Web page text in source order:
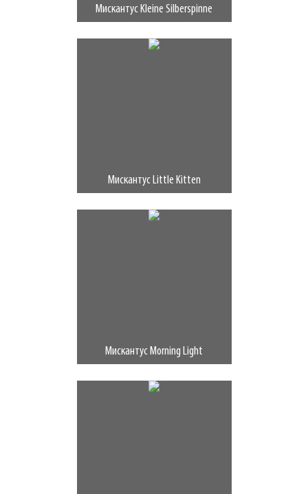
Мискантус Kleine Silberspinne
Мискантус Little Kitten
Мискантус Morning Light